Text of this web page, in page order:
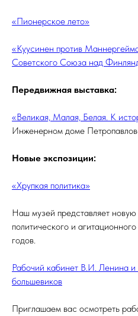
«Пионерское лето»
«Куусинен против
Советского Союза над
Передвижная выставка:
«Великая, Малая, Белая. К
Инженерном доме
Новые экспозиции:
«Хрупкая политика»
Наш музей представляет
политического и
годов.
Рабочий кабинет В.И. Ленина и
большевиков
Приглашаем вас осмотреть